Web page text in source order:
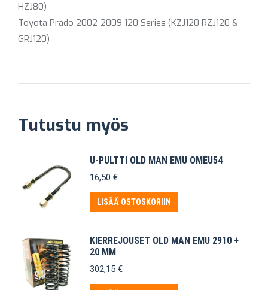
HZJ80)
Toyota Prado 2002-2009 120 Series (KZJ120 RZJ120 &
GRJ120)
Tutustu myös
U-PULTTI OLD MAN EMU OMEU54
16,50 €
LISÄÄ OSTOSKORIIN
KIERREJOUSET OLD MAN EMU 2910 +
20 MM
302,15 €